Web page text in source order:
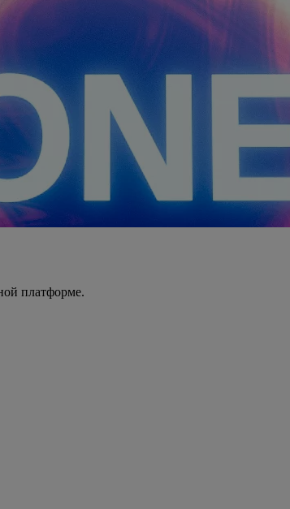
платформе.